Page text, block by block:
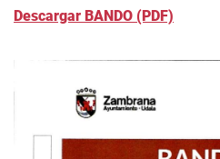
Descargar BANDO (PDF)